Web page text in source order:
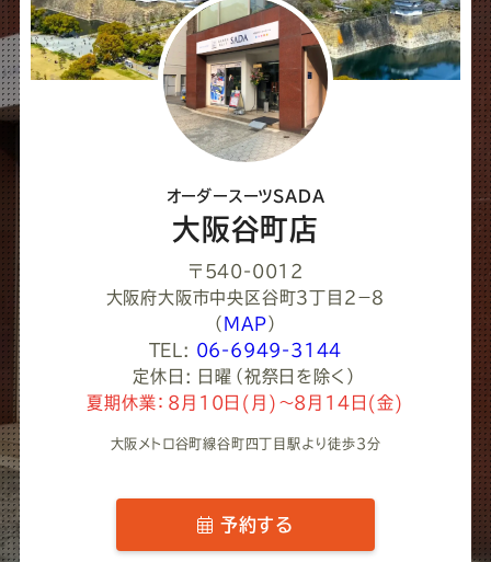
し
て
く
だ
い
オーダースーツSADA
大阪谷町店
〒540-0012
大阪府大阪市中央区谷町３丁目２−８
（ MAP ）
TEL: 06-6949-3144
定休日: 日曜（祝祭日を除く）
夏期休業：8月10日(月)～8月14日(金)
大阪メトロ谷町線谷町四丁目駅より徒歩3分
予約する